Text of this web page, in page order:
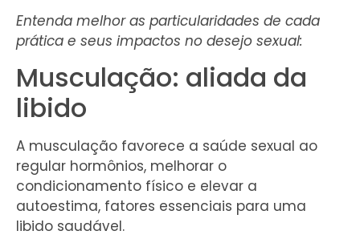
Entenda melhor as particularidades de cada
prática e seus impactos no desejo sexual:
Musculação: aliada da
libido
A musculação favorece a saúde sexual ao
regular hormônios, melhorar o
condicionamento físico e elevar a
autoestima, fatores essenciais para uma
libido saudável.